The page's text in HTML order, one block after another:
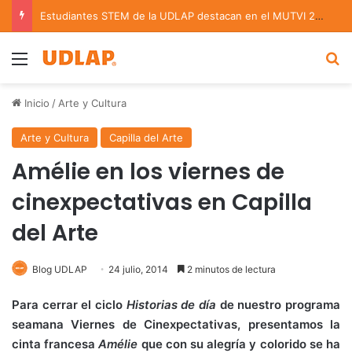
Estudiantes STEM de la UDLAP destacan en el MUTVI 2026
Menu
Inicio / Arte y Cultura
Arte y Cultura Capilla del Arte
Amélie en los viernes de
cinexpectativas en Capilla
del Arte
Blog UDLAP 24 julio, 2014 2 minutos de lectura
Para cerrar el ciclo Historias de día de nuestro programa
seamana Viernes de Cinexpectativas, presentamos la
cinta francesaAmélie que con su alegría y colorido se ha